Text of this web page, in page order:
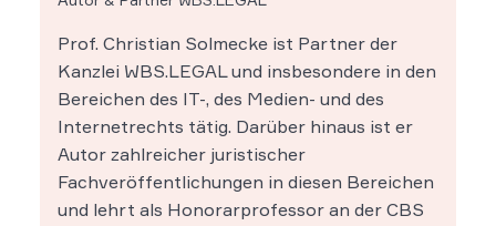
Prof. Christian Solmecke ist Partner der
Kanzlei WBS.LEGAL und insbesondere in den
Bereichen des IT-, des Medien- und des
Internetrechts tätig. Darüber hinaus ist er
Autor zahlreicher juristischer
Fachveröffentlichungen in diesen Bereichen
und lehrt als Honorarprofessor an der CBS